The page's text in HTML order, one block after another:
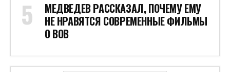
МЕДВЕДЕВ РАССКАЗАЛ, ПОЧЕМУ ЕМУ
НЕ НРАВЯТСЯ СОВРЕМЕННЫЕ ФИЛЬМЫ
О ВОВ